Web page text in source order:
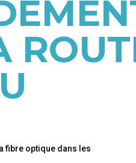
fibre optique dans les